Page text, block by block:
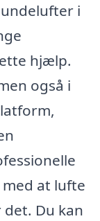
i
hjælp.
også i
at lufte
Du kan